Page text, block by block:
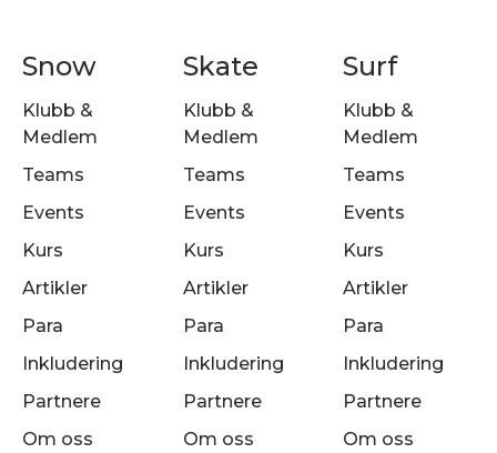
Snow
Klubb &
Medlem
Teams
Events
Kurs
Artikler
Para
Inkludering
Partnere
Om oss
Skate
Klubb &
Medlem
Teams
Events
Kurs
Artikler
Para
Inkludering
Partnere
Om oss
Surf
Klubb &
Medlem
Teams
Events
Kurs
Artikler
Para
Inkludering
Partnere
Om oss